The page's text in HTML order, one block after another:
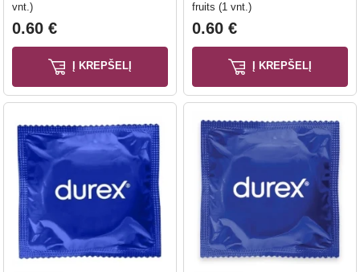
vnt.)
0.60 €
Į KREPŠELĮ
fruits (1 vnt.)
0.60 €
Į KREPŠELĮ